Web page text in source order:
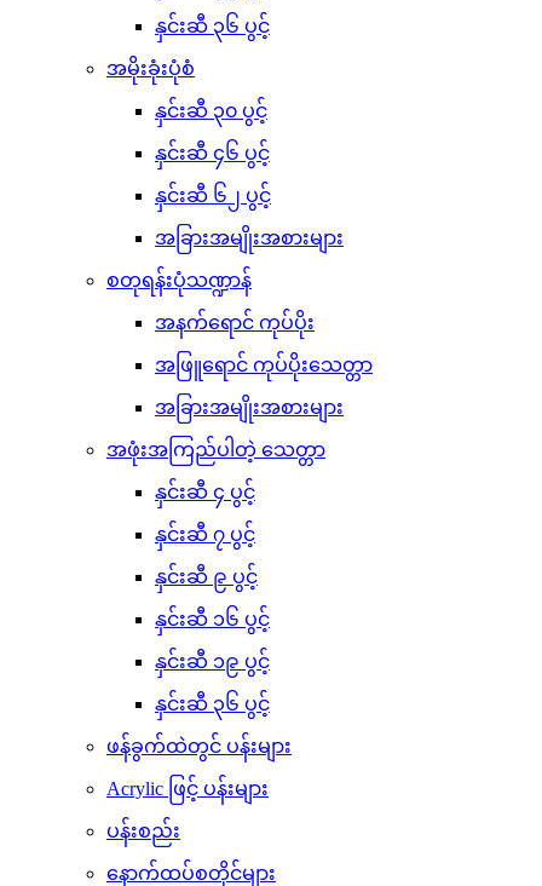
နှင်းဆီ ၃၆ ပွင့်
အမိုးခုံးပုံစံ
နှင်းဆီ ၃၀ ပွင့်
နှင်းဆီ ၄၆ ပွင့်
နှင်းဆီ ၆၂ ပွင့်
အခြားအမျိုးအစားများ
စတုရန်းပုံသဏ္ဍာန်
အနက်ရောင် ကုပ်ပိုး
အဖြူရောင် ကုပ်ပိုးသေတ္တာ
အခြားအမျိုးအစားများ
အဖုံးအကြည်ပါတဲ့ သေတ္တာ
နှင်းဆီ ၄ ပွင့်
နှင်းဆီ ၇ ပွင့်
နှင်းဆီ ၉ ပွင့်
နှင်းဆီ ၁၆ ပွင့်
နှင်းဆီ ၁၉ ပွင့်
နှင်းဆီ ၃၆ ပွင့်
ဖန်ခွက်ထဲတွင် ပန်းများ
Acrylic ဖြင့် ပန်းများ
ပန်းစည်း
နောက်ထပ်စတိုင်များ